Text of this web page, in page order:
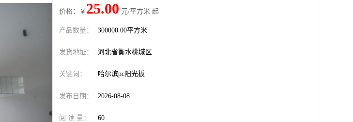
价格：￥ 25.00 元/平方米 起
产品数量： 300000.00平方米
发货地址： 河北省衡水桃城区
关键词： 哈尔滨pc阳光板
发布日期： 2026-08-08
阅 读 量： 60